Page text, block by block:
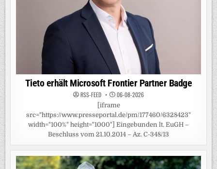
Tieto erhält Microsoft Frontier Partner Badge
RSS-FEED 06-08-2026
[iframe
src="https://www.presseportal.de/pm/177460/6328423"
width="100%" height="1000"] Eingebunden lt. EuGH –
Beschluss vom 21.10.2014 – Az. C-348/13